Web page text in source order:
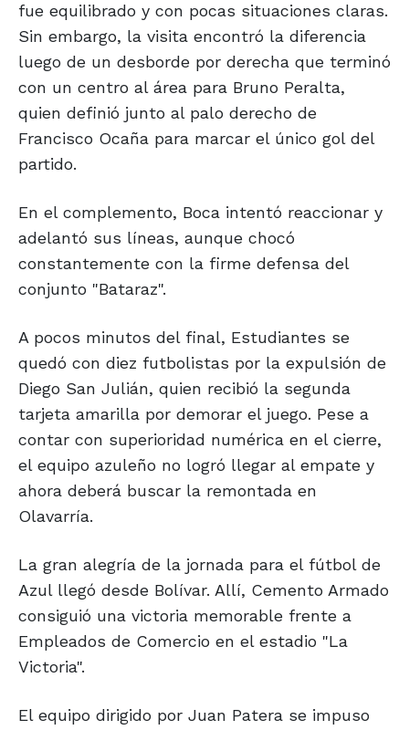
fue equilibrado y con pocas situaciones claras.
Sin embargo, la visita encontró la diferencia
luego de un desborde por derecha que terminó
con un centro al área para Bruno Peralta,
quien definió junto al palo derecho de
Francisco Ocaña para marcar el único gol del
partido.
En el complemento, Boca intentó reaccionar y
adelantó sus líneas, aunque chocó
constantemente con la firme defensa del
conjunto "Bataraz".
A pocos minutos del final, Estudiantes se
quedó con diez futbolistas por la expulsión de
Diego San Julián, quien recibió la segunda
tarjeta amarilla por demorar el juego. Pese a
contar con superioridad numérica en el cierre,
el equipo azuleño no logró llegar al empate y
ahora deberá buscar la remontada en
Olavarría.
La gran alegría de la jornada para el fútbol de
Azul llegó desde Bolívar. Allí, Cemento Armado
consiguió una victoria memorable frente a
Empleados de Comercio en el estadio "La
Victoria".
El equipo dirigido por Juan Patera se impuso